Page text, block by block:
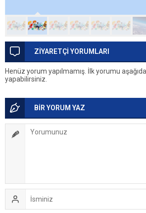
ZİYARETÇİ YORUMLARI
Henüz yorum yapılmamış. İlk yorumu
yapabilirsiniz.
BİR YORUM YAZ